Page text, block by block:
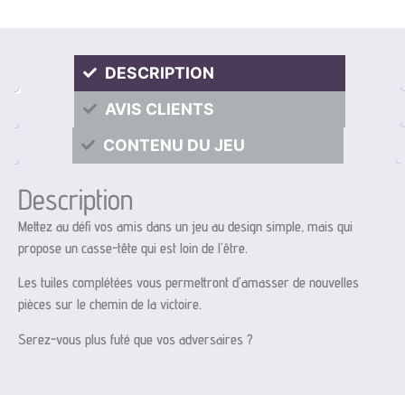
DESCRIPTION
AVIS CLIENTS
CONTENU DU JEU
Description
Mettez au défi vos amis dans un jeu au design simple, mais qui
propose un casse-tête qui est loin de l’être.
Les tuiles complétées vous permettront d’amasser de nouvelles
pièces sur le chemin de la victoire.
Serez-vous plus futé que vos adversaires ?